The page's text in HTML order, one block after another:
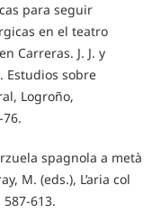
para seguir
en el teatro
Carreras. J. J. y
Estudios sobre
Logroño,
spagnola a metà
M. (eds.), L’aria col
613.